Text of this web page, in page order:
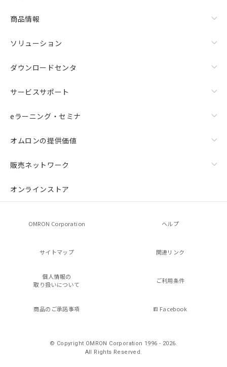
商品情報
ソリューション
ダウンロードセンタ
サービスサポート
eラーニング・セミナ
オムロンの提供価値
販売ネットワーク
オンラインストア
OMRON Corporation ヘルプ
サイトマップ 関連リンク
個人情報の
取り扱いについて
ご利用条件
商品のご承諾事項 Facebook
© Copyright OMRON Corporation 1996 - 2026.
All Rights Reserved.